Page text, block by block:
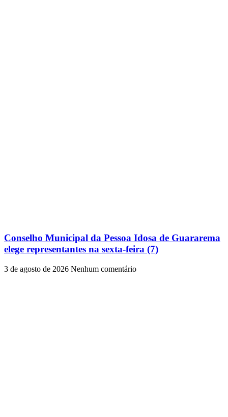
Conselho Municipal da Pessoa Idosa de Guararema
elege representantes na sexta-feira (7)
3 de agosto de 2026 Nenhum comentário